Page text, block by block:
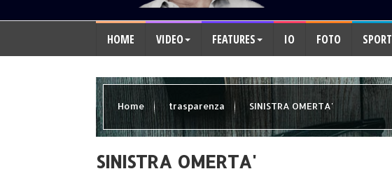
HOME VIDEO FEATURES IO FOTO SPORT
Home trasparenza SINISTRA OMERTA'
SINISTRA OMERTA'